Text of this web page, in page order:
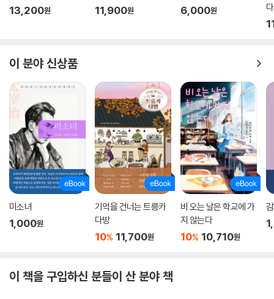
13,200원 11,900원 6,000원
다
이 분야 신상품
미소녀
1,000원
기억을 건너는 트릉카
다방
10% 11,700원
비 오는 날은 학교에 가
지 않는다
10% 10,710원
이 책을 구입하신 분들이 산 분야 책